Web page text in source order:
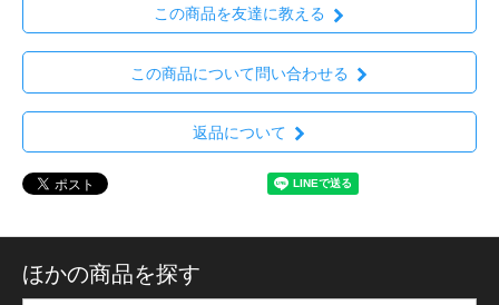
この商品を友達に教える
この商品について問い合わせる
返品について
ほかの商品を探す